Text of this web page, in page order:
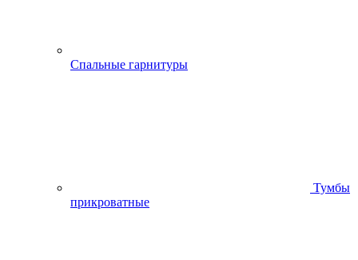
Спальные гарнитуры
Тумбы
прикроватные